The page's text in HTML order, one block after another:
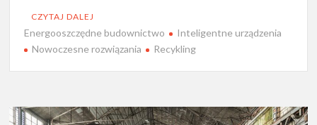
CZYTAJ DALEJ
Energooszczędne budownictwo
Inteligentne urządzenia
Nowoczesne rozwiązania
Recykling